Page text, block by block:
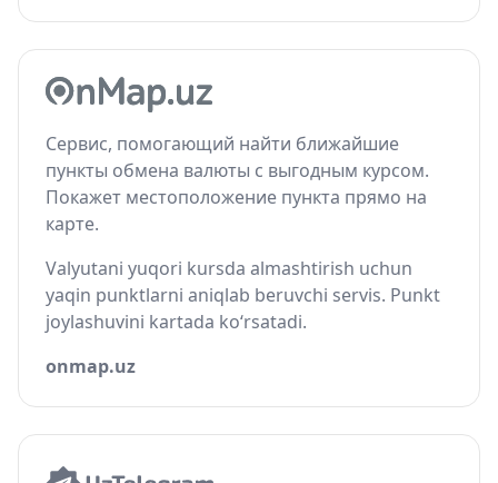
Сервис, помогающий найти ближайшие
пункты обмена валюты с выгодным курсом.
Покажет местоположение пункта прямо на
карте.
Valyutani yuqori kursda almashtirish uchun
yaqin punktlarni aniqlab beruvchi servis. Punkt
joylashuvini kartada ko‘rsatadi.
onmap.uz